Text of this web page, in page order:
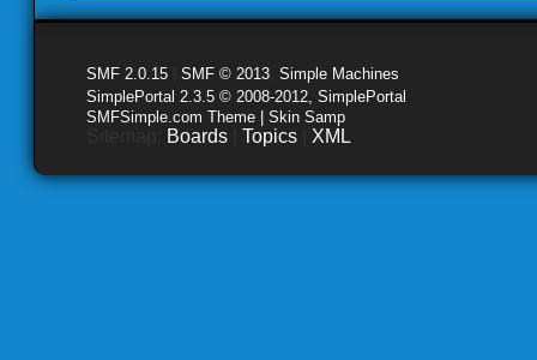
SMF 2.0.15 SMF © 2013 Simple Machines
SimplePortal 2.3.5 © 2008-2012, SimplePortal
SMFSimple.com Theme | Skin Samp
Boards Topics XML